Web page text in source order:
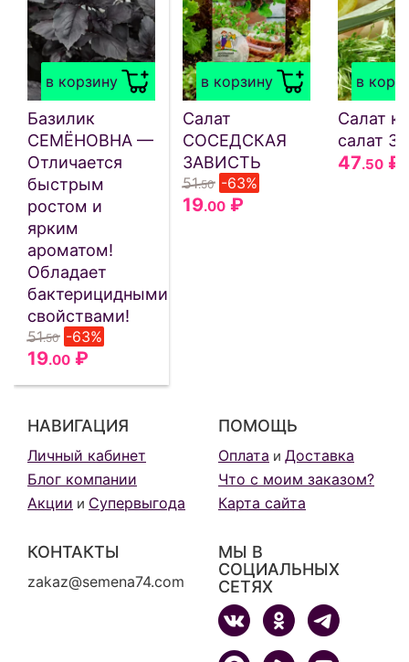
в корзину
Базилик
СЕМЁНОВНА —
Отличается
быстрым
ростом и
ярким
ароматом!
Обладает
бактерицидными
свойствами!
51.50 -63%
19.00 ₽
в корзину
Салат
СОСЕДСКАЯ
ЗАВИСТЬ
51.50 -63%
19.00 ₽
в
Салат
салат
47.50 ₽
НАВИГАЦИЯ
Личный кабинет
Блог компании
Акции и Супервыгода
ПОМОЩЬ
Оплата и Доставка
Что с моим заказом?
Карта сайта
КОНТАКТЫ
zakaz@semena74.com
МЫ В
СОЦИАЛЬНЫХ
СЕТЯХ